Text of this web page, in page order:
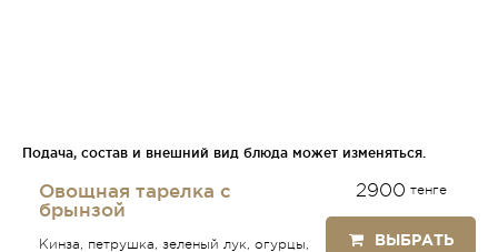
Подача, состав и внешний вид блюда может изменяться.
Овощная тарелка с
брынзой
Кинза, петрушка, зеленый лук, огурцы,
2900 тенге
ВЫБРАТЬ